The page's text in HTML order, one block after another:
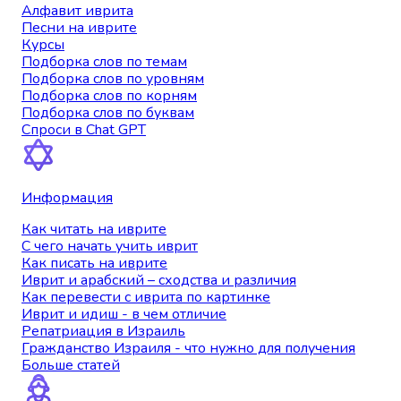
Алфавит иврита
Песни на иврите
Курсы
Подборка слов по темам
Подборка слов по уровням
Подборка слов по корням
Подборка слов по буквам
Спроси в Chat GPT
Информация
Как читать на иврите
С чего начать учить иврит
Как писать на иврите
Иврит и арабский – сходства и различия
Как перевести с иврита по картинке
Иврит и идиш - в чем отличие
Репатриация в Израиль
Гражданство Израиля - что нужно для получения
Больше статей